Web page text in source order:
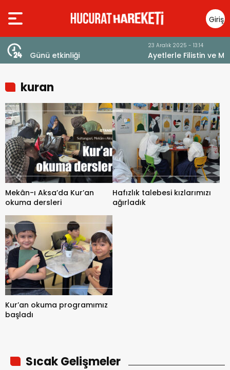
Giriş
Yap
Ayetlerle Filistin ve Mescid-i Aksa
kuran
Mekân-ı Aksa’da Kur’an
okuma dersleri
Hafızlık talebesi kızlarımızı
ağırladık
Kur’an okuma programımız
başladı
Sıcak Gelişmeler